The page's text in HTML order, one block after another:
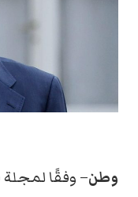
وطن– وفقًا لمجلة